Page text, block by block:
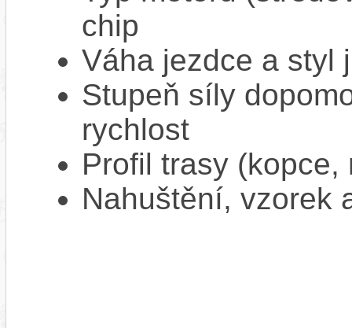
chip
Váha jezdce a styl
Stupeň síly
rychlost
Profil trasy
Nahuštění, vzorek